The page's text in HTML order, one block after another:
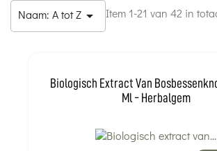
Naam: A tot Z  Item 1-21 van 42 in
Biologisch Extract Van
Ml - Herbalgem